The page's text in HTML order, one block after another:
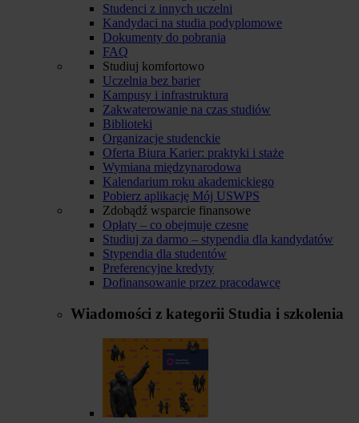
Studenci z innych uczelni
Kandydaci na studia podyplomowe
Dokumenty do pobrania
FAQ
Studiuj komfortowo
Uczelnia bez barier
Kampusy i infrastruktura
Zakwaterowanie na czas studiów
Biblioteki
Organizacje studenckie
Oferta Biura Karier: praktyki i staże
Wymiana międzynarodowa
Kalendarium roku akademickiego
Pobierz aplikację Mój USWPS
Zdobądź wsparcie finansowe
Opłaty – co obejmuje czesne
Studiuj za darmo – stypendia dla kandydatów
Stypendia dla studentów
Preferencyjne kredyty
Dofinansowanie przez pracodawcę
Wiadomości z kategorii Studia i szkolenia